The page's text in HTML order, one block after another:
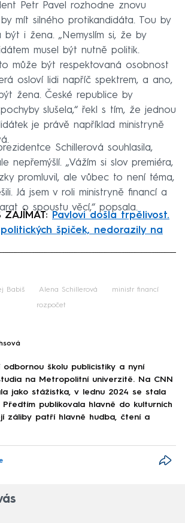
Petr Pavel rozhodne znovu
mít silného protikandidáta. Tou by
i žena. „Nemyslím si, že by
musel být nutně politik.
může být respektovaná osobnost
osloví lidi napříč spektrem, a ano,
žena. České republice by
slušela,“ řekl s tím, že jednou
je právě například ministryně
Schillerová souhlasila,
nepřemýšlí. „Vážím si slov premiéra,
promluvil, ale vůbec to není téma,
Já jsem v roli ministryně financí a
o spoustu věcí,“ popsala.
ZAJÍMAT:
Pavlovi došla trpělivost.
špiček, nedorazily na
Babiš Alena Schillerová ministr financí
rozpočet
odbornou školu publicistiky a nyní
na Metropolitní univerzitě. Na CNN
jako stážistka, v lednu 2024 se stala
publikovala hlavně do kulturních
záliby patří hlavně hudba, čtení a